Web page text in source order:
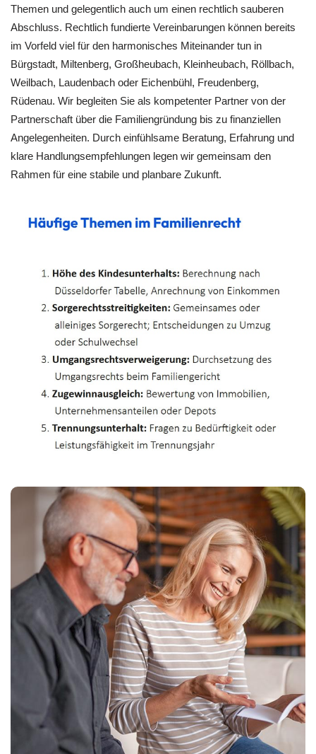
Themen und gelegentlich auch um einen rechtlich sauberen
Abschluss. Rechtlich fundierte Vereinbarungen können bereits
im Vorfeld viel für den harmonisches Miteinander tun in
Bürgstadt, Miltenberg, Großheubach, Kleinheubach, Röllbach,
Weilbach, Laudenbach oder Eichenbühl, Freudenberg,
Rüdenau. Wir begleiten Sie als kompetenter Partner von der
Partnerschaft über die Familiengründung bis zu finanziellen
Angelegenheiten. Durch einfühlsame Beratung, Erfahrung und
klare Handlungsempfehlungen legen wir gemeinsam den
Rahmen für eine stabile und planbare Zukunft.